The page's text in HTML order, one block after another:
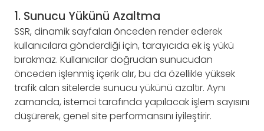
1. Sunucu Yükünü Azaltma
SSR, dinamik sayfaları önceden render ederek
kullanıcılara gönderdiği için, tarayıcıda ek iş yükü
bırakmaz. Kullanıcılar doğrudan sunucudan
önceden işlenmiş içerik alır, bu da özellikle yüksek
trafik alan sitelerde sunucu yükünü azaltır. Aynı
zamanda, istemci tarafında yapılacak işlem sayısını
düşürerek, genel site performansını iyileştirir.